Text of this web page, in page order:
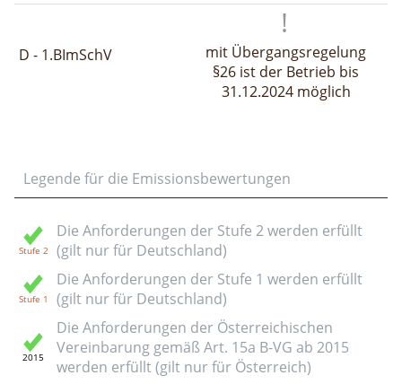
D - 1.BImSchV
mit Übergangsregelung
§26 ist der Betrieb bis
31.12.2024 möglich
Legende für die Emissionsbewertungen
Die Anforderungen der Stufe 2 werden erfüllt
(gilt nur für Deutschland)
Die Anforderungen der Stufe 1 werden erfüllt
(gilt nur für Deutschland)
Die Anforderungen der Österreichischen
Vereinbarung gemäß Art. 15a B-VG ab 2015
werden erfüllt (gilt nur für Österreich)